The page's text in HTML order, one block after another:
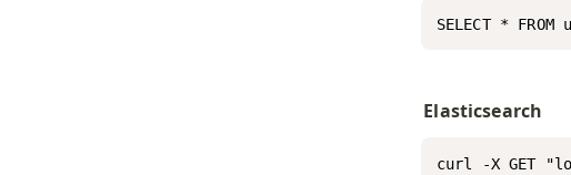
SELECT * FROM
Elasticsearch
curl -X GET